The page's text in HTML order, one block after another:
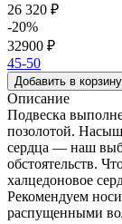
26 320 ₽
-20%
32900 ₽
45-50
Добавить в корзину
Описание
Подвеска
позолотой.
сердца — наш
обстоятельств.
халцедоновое
Рекомендуем
распущенными